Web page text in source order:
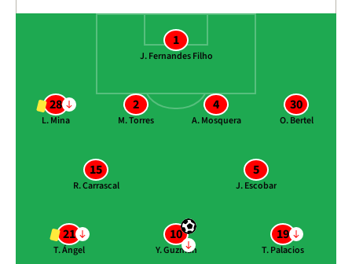
1
J. Fernandes Filho
28
L. Mina
2
M. Torres
4
A. Mosquera
30
O. Bertel
15
R. Carrascal
5
J. Escobar
21
T. Ángel
10
Y. Guzmán
19
T. Palacios